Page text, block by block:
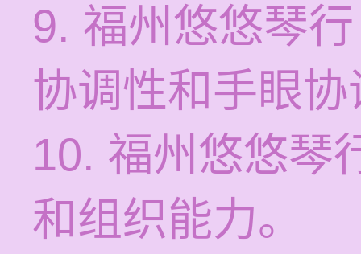
9. 福州悠悠琴
协调性和手眼
10. 福州悠悠琴
和组织能力。